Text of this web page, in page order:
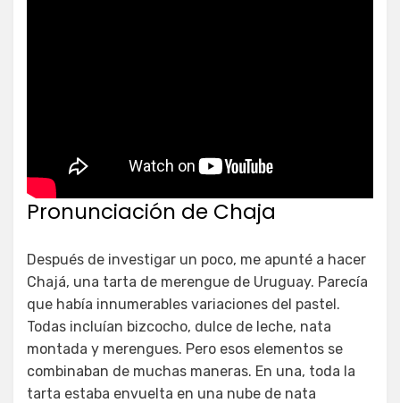
Pronunciación de Chaja
Después de investigar un poco, me apunté a hacer
Chajá, una tarta de merengue de Uruguay. Parecía
que había innumerables variaciones del pastel.
Todas incluían bizcocho, dulce de leche, nata
montada y merengues. Pero esos elementos se
combinaban de muchas maneras. En una, toda la
tarta estaba envuelta en una nube de nata